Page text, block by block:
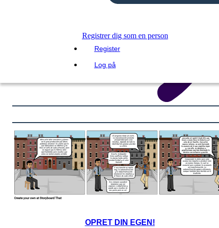
Registrer dig som en person
Register
Log på
OPRET DIN EGEN!